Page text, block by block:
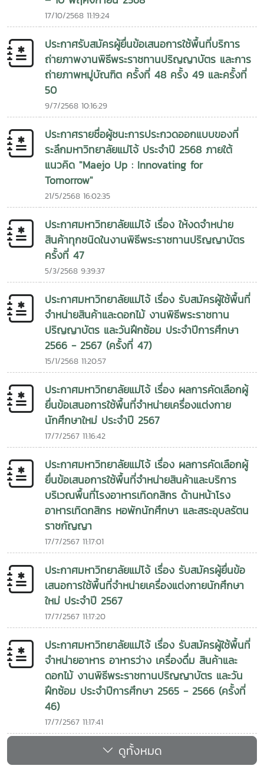
17/10/2568 11:19:24
ประกาศรับสมัครผู้ยื่นข้อเสนอการใช้พื้นที่บริการ
ถ่ายภาพงานพิธีพระราชทานปริญญาบัตร และการ
ถ่ายภาพหมู่บัณฑิต ครั้งที่ 48 ครั้ง 49 และครั้งที่
50
9/7/2568 10:16:29
ประกาศรายชื่อผู้ชนะการประกวดออกแบบของที่
ระลึกมหาวิทยาลัยแม่โจ้ ประจำปี 2568 ภายใต้
แนวคิด "Maejo Up : Innovating for
Tomorrow"
21/5/2568 16:02:35
ประกาศมหาวิทยาลัยแม่โจ้ เรื่อง ให้งดจำหน่าย
สินค้าทุกชนิดในงานพิธีพระราชทานปริญญาบัตร
ครั้งที่ 47
5/3/2568 9:39:37
ประกาศมหาวิทยาลัยแม่โจ้ เรื่อง รับสมัครผู้ใช้พื้นที่
จำหน่ายสินค้าและดอกไม้ งานพิธีพระราชทาน
ปริญญาบัตร และวันฝึกซ้อม ประจำปีการศึกษา
2566 - 2567 (ครั้งที่ 47)
15/1/2568 11:20:57
ประกาศมหาวิทยาลัยแม่โจ้ เรื่อง ผลการคัดเลือกผู้
ยื่นข้อเสนอการใช้พื้นที่จำหน่ายเครื่องแต่งกาย
นักศึกษาใหม่ ประจำปี 2567
17/7/2567 11:16:42
ประกาศมหาวิทยาลัยแม่โจ้ เรื่อง ผลการคัดเลือกผู้
ยื่นข้อเสนอการใช้พื้นที่จำหน่ายสินค้าและบริการ
บริเวณพื้นที่โรงอาหารเทิดกสิกร ด้านหน้าโรง
อาหารเทิดกสิกร หอพักนักศึกษา และสระอุบลรัตน
ราชกัญญา
17/7/2567 11:17:01
ประกาศมหาวิทยาลัยแม่โจ้ เรื่อง รับสมัครผู้ยื่นข้อ
เสนอการใช้พื้นที่จำหน่ายเครื่องแต่งกายนักศึกษา
ใหม่ ประจำปี 2567
17/7/2567 11:17:20
ประกาศมหาวิทยาลัยแม่โจ้ เรื่อง รับสมัครผู้ใช้พื้นที่
จำหน่ายอาหาร อาหารว่าง เครื่องดื่ม สินค้าและ
ดอกไม้ งานพิธีพระราชทานปริญญาบัตร และวัน
ฝึกซ้อม ประจำปีการศึกษา 2565 - 2566 (ครั้งที่
46)
17/7/2567 11:17:41
ดูทั้งหมด